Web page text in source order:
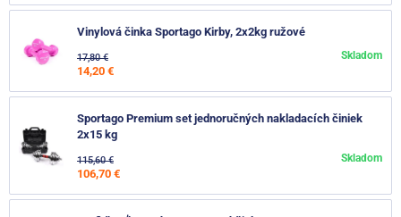
Vinylová činka Sportago Kirby, 2x2kg ružové
17,80 €
14,20 €
Skladom
Sportago Premium set jednoručných nakladacích činiek
2x15 kg
115,60 €
106,70 €
Skladom